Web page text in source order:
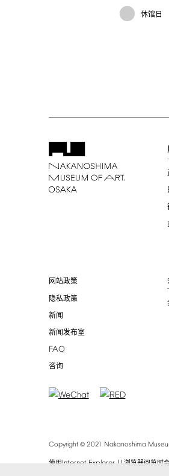
休馆日
网站政策
隐私政策
新闻
新闻发布室
FAQ
咨询
Copyright© 2021 Nakanoshima
使用Internet Explorer 11 浏览器阅览时